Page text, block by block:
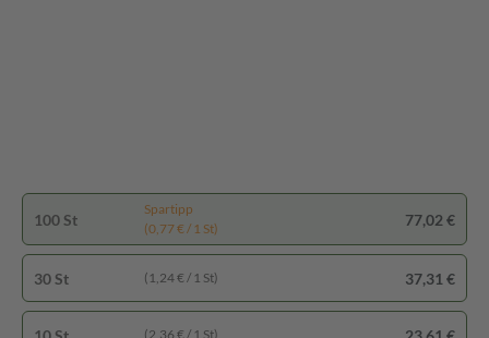
100 St
Spartipp
(0,77 € / 1 St)
77,02 €
30 St (1,24 € / 1 St) 37,31 €
(2,36 € / 1 St)